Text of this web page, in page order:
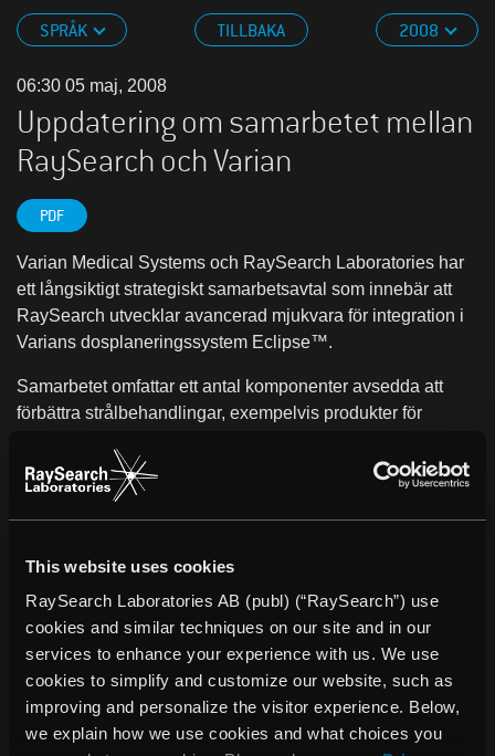
This website uses cookies
RaySearch Laboratories AB (publ) (“RaySearch”) use
cookies and similar techniques on our site and in our
services to enhance your experience with us. We use
cookies to simplify and customize our website, such as
improving and personalize the visitor experience. Below,
we explain how we use cookies and what choices you
SPRÅK TILLBAKA 2008
06:30 05 maj, 2008
Uppdatering om samarbetet mellan
RaySearch och Varian
PDF
Varian Medical Systems och RaySearch Laboratories har
ett långsiktigt strategiskt samarbetsavtal som innebär att
RaySearch utvecklar avancerad mjukvara för integration i
Varians dosplaneringssystem Eclipse™.
Samarbetet omfattar ett antal komponenter avsedda att
förbättra strålbehandlingar, exempelvis produkter för
3D-CRT-behandlingar. Den första produkten från
samarbetet förväntades tidigare att lanseras under 2008.
Denna lansering har blivit senarelagd och nu väntas de tre
optimering och optimering av konventionella 3D-CRT-
planer, samtliga bli tillgängliga för kliniker under första
halvåret 2009.
“Varian är en mycket viktig samarbetspartner och vi satsar
substantiella resurser på vårt gemensamma
utvecklingsprojekt”, säger Johan Löf, VD för RaySearch.